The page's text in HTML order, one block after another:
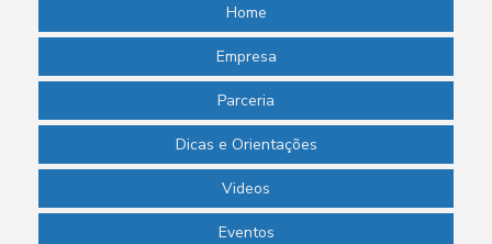
Home
Empresa
Parceria
Dicas e Orientações
Videos
Eventos